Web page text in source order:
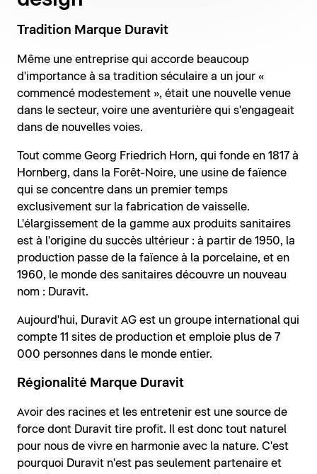
Tradition Marque Duravit
Même une entreprise qui accorde beaucoup
d'importance à sa tradition séculaire a un jour «
commencé modestement », était une nouvelle venue
dans le secteur, voire une aventurière qui s'engageait
dans de nouvelles voies.
Tout comme Georg Friedrich Horn, qui fonde en 1817 à
Hornberg, dans la Forêt-Noire, une usine de faïence
qui se concentre dans un premier temps
exclusivement sur la fabrication de vaisselle.
L'élargissement de la gamme aux produits sanitaires
est à l'origine du succès ultérieur : à partir de 1950, la
production passe de la faïence à la porcelaine, et en
1960, le monde des sanitaires découvre un nouveau
nom : Duravit.
Aujourd'hui, Duravit AG est un groupe international qui
compte 11 sites de production et emploie plus de 7
000 personnes dans le monde entier.
Régionalité Marque Duravit
Avoir des racines et les entretenir est une source de
force dont Duravit tire profit. Il est donc tout naturel
pour nous de vivre en harmonie avec la nature. C'est
pourquoi Duravit n'est pas seulement partenaire et